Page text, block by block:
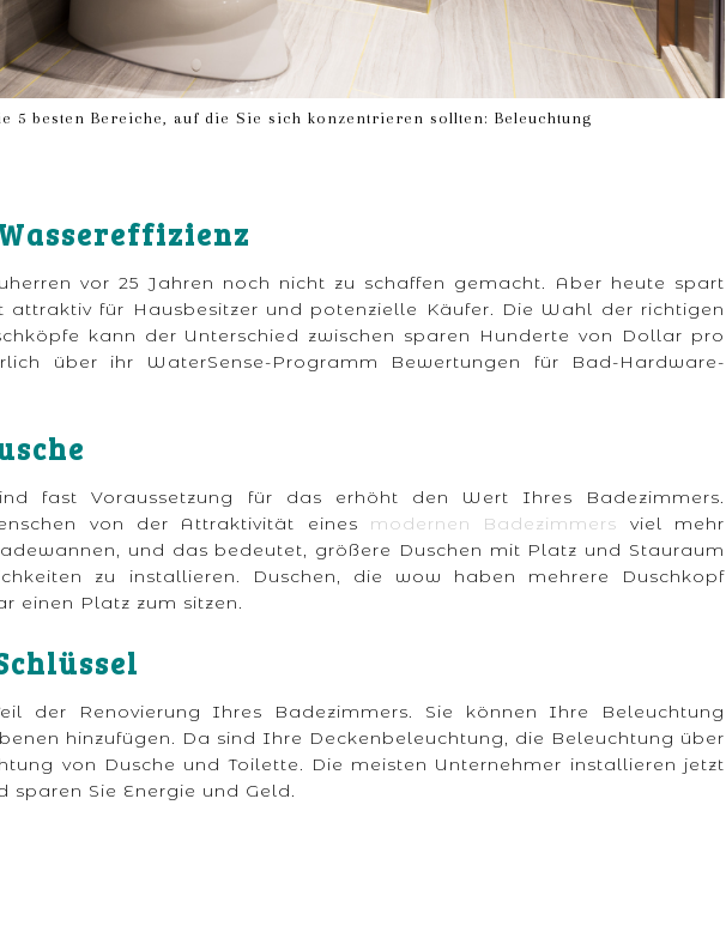
5 besten Bereiche, auf die Sie sich konzentrieren sollten: Beleuchtung
vor 25 Jahren noch nicht zu schaffen gemacht. Aber heute spart
attraktiv für Hausbesitzer und potenzielle Käufer. Die Wahl der richtigen
kann der Unterschied zwischen sparen Hunderte von Dollar pro
über ihr WaterSense-Programm Bewertungen für Bad-Hardware-
fast Voraussetzung für das erhöht den Wert Ihres Badezimmers.
von der Attraktivität eines modernen Badezimmers viel mehr
und das bedeutet, größere Duschen mit Platz und Stauraum
zu installieren. Duschen, die wow haben mehrere Duschkopf
einen Platz zum sitzen.
der Renovierung Ihres Badezimmers. Sie können Ihre Beleuchtung
hinzufügen. Da sind Ihre Deckenbeleuchtung, die Beleuchtung über
von Dusche und Toilette. Die meisten Unternehmer installieren jetzt
sparen Sie Energie und Geld.